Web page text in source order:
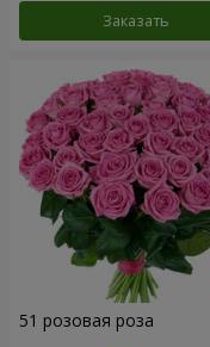
Заказать
51 розовая роза